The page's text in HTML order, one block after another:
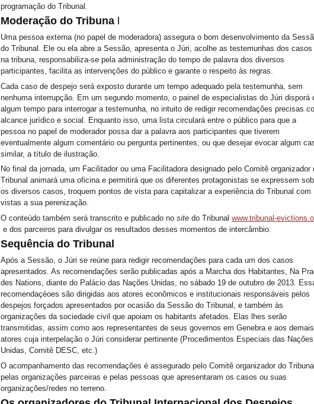
programação do Tribunal.
Moderação do Tribuna
Uma pessoa externa (no papel de moderadora) assegura o bom desenvolvimento da
do Tribunal. Ele ou ela abre a Sessão, apresenta o Júri, acolhe as testemunhas dos casos
na tribuna, responsabiliza-se pela administração do tempo de palavra dos diversos
participantes, facilita as intervenções do público e garante o respeito às regras.
Cada caso de despejo será exposto durante um tempo adequado pela testemunha, sem
nenhuma interrupção. Em um segundo momento, o painel de especialistas do Júri disporá
algum tempo para interrogar a testemunha, no intuito de redigir recomendações precisas
alcance jurídico e social. Enquanto isso, uma lista circulará entre o público para que a
pessoa no papel de moderador possa dar a palavra aos participantes que tiverem
eventualmente algum comentário ou pergunta pertinentes, ou que desejar evocar algum
similar, a título de ilustração.
No final da jornada, um Facilitador ou uma Facilitadora designado pelo Comitê organizador
Tribunal animará uma oficina e permitirá que os diferentes protagonistas se expressem
os diversos casos, troquem pontos de vista para capitalizar a experiência do Tribunal com
vistas a sua perenização.
O conteúdo também será transcrito e publicado nositedo Tribunalwww.tribunal-
e dos parceiros para divulgar os resultados desses momentos de intercâmbio.
Sequência do Tribunal
Após a Sessão, o Júri se reúne para redigir recomendações para cada um dos casos
apresentados. As recomendações serão publicadas após a Marcha dos Habitantes, Na
des Nations, diante do Palácio das Nações Unidas, no sábado 19 de outubro de 2013.
recomendaçéoes são dirigidas aos atores econômicos e institucionais responsáveis pelos
despejos forçados apresentados por ocasião da Sessão do Tribunal, e também às
organizações da sociedade civil que apoiam os habitants afetados. Elas lhes serão
transmitidas, assim como aos representantes de seus governos em Genebra e aos demais
atores cuja interpelação o Júri considerar pertinente (Procedimentos Especiais das Nações
Unidas, Comitê DESC, etc.)
O acompanhamento das recomendações é assegurado pelo Comitê organizador do Tribunal,
pelas organizações parceiras e pelas pessoas que apresentaram os casos ou suas
organizações/redes no terreno.